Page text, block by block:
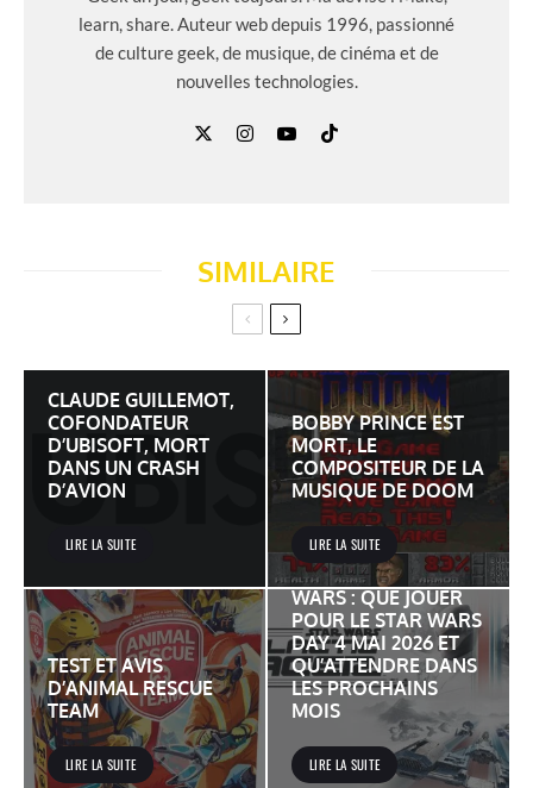
learn, share. Auteur web depuis 1996, passionné
de culture geek, de musique, de cinéma et de
nouvelles technologies.
SIMILAIRE
CLAUDE GUILLEMOT,
COFONDATEUR
D’UBISOFT, MORT
DANS UN CRASH
D’AVION
LIRE LA SUITE
BOBBY PRINCE EST
MORT, LE
COMPOSITEUR DE LA
MUSIQUE DE DOOM
LIRE LA SUITE
TEST ET AVIS
D’ANIMAL RESCUE
TEAM
LIRE LA SUITE
JEUX VIDÉO STAR
WARS : QUE JOUER
POUR LE STAR WARS
DAY 4 MAI 2026 ET
QU’ATTENDRE DANS
LES PROCHAINS
MOIS
LIRE LA SUITE